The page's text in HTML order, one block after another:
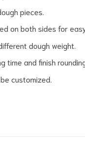
pieces.
on both sides for
dough weight.
time and finish
customized.